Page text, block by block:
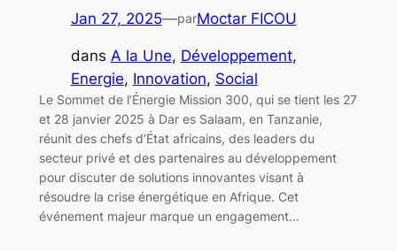
Jan 27, 2025—parMoctar FICOU
dans A la Une, Développement
Energie, Innovation, Social
Le Sommet de l’Énergie Mission 300, qui se tient les 27
et 28 janvier 2025 à Dar es Salaam, en Tanzanie,
réunit des chefs d’État africains, des leaders du
secteur privé et des partenaires au développement
pour discuter de solutions innovantes visant à
résoudre la crise énergétique en Afrique. Cet
événement majeur marque un engagement…